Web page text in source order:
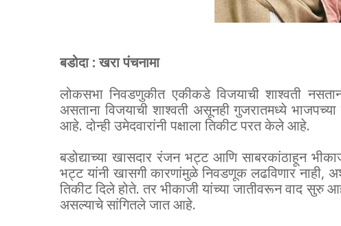
बडोदा : खरा पंचनामा
लोकसभा निवडणुकीत एकीकडे विजयाची शाश्वती
असताना विजयाची शाश्वती असूनही गुजरातमध्ये
आहे. दोन्ही उमेदवारांनी पक्षाला तिकीट परत केले आहे.
बडोद्याच्या खासदार रंजन भट्ट आणि साबरकांठाहून
भट्ट यांनी खासगी कारणांमुळे निवडणूक लढविणार नाही,
तिकीट दिले होते. तर भीकाजी यांच्या जातीवरून वाद सुरु
असल्याचे सांगितले जात आहे.